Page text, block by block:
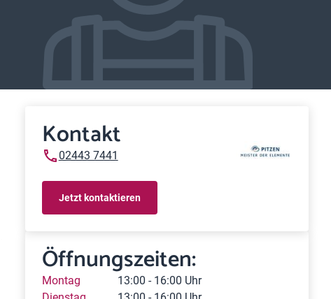
Kontakt
02443 7441
Jetzt kontaktieren
Öffnungszeiten:
Montag
13:00 - 16:00 Uhr